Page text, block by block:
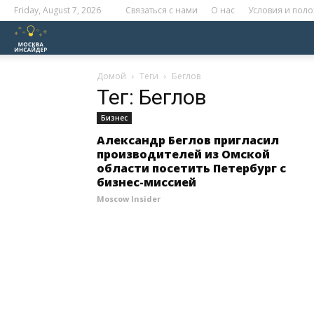
Friday, August 7, 2026 Связаться с нами О нас Условия и
Домой Теги Беглов
Тег: Беглов
Бизнес
Александр Беглов пригласил
производителей из Омской
области посетить Петербург с
бизнес-миссией
Moscow Insider